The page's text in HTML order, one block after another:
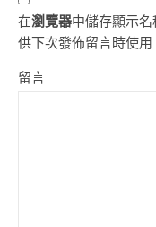
在瀏覽器中儲存顯示
供下次發佈留言時使用
留言